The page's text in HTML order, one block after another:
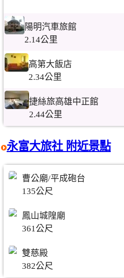
陽明汽車旅館
2.14公里
高第大飯店
2.34公里
捷絲旅高雄中正館
2.44公里
永富大旅社 附近景點
曹公廟/平成砲台
135公尺
鳳山城隍廟
361公尺
雙慈殿
382公尺